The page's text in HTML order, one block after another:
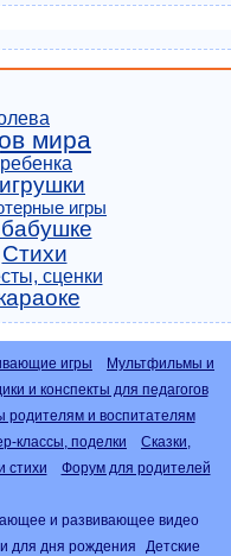
мира
игры
Стихи
сценки
игры
Мультфильмы и
и конспекты для педагогов
родителям и воспитателям
классы, поделки
Сказки,
стихи Форум для родителей
и развивающее видео
для дня рождения
Детские